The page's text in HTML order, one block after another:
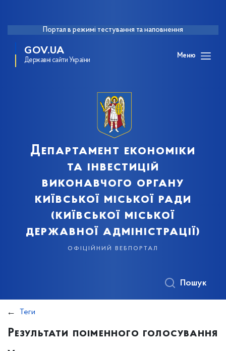
Портал в режимі тестування та наповнення
GOV.UA
Державні сайти України
Меню
Департамент економіки
та інвестицій
виконавчого органу
київської міської ради
(київської міської
державної адміністрації)
офіційний вебпортал
Пошук
Теги
Результати поіменного голосування